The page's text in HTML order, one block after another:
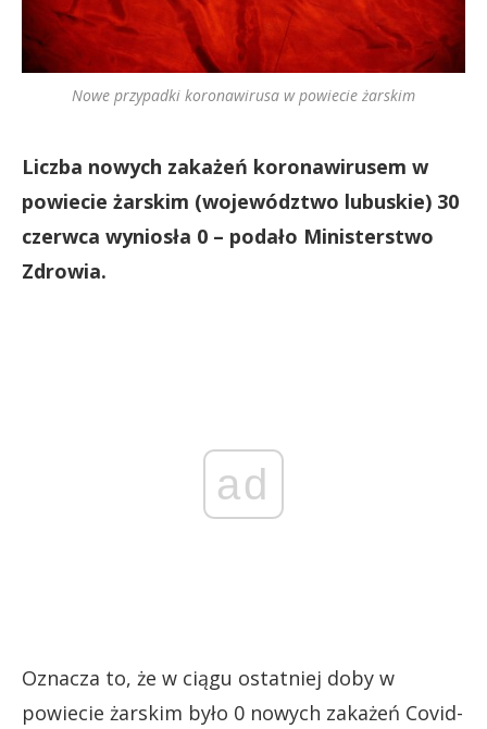
Nowe przypadki koronawirusa w powiecie żarskim
Liczba nowych zakażeń koronawirusem w
powiecie żarskim (województwo lubuskie) 30
czerwca wyniosła 0 – podało Ministerstwo
Zdrowia.
ad
Oznacza to, że w ciągu ostatniej doby w
powiecie żarskim było 0 nowych zakażeń Covid-